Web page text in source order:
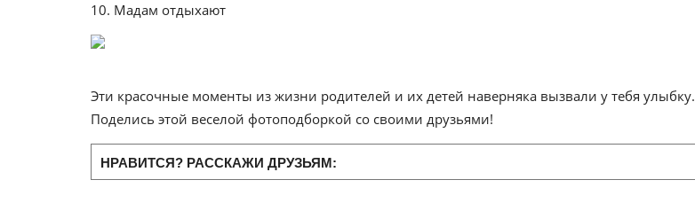
10. Мадам отдыхают
Эти красочные моменты из жизни родителей и их детей наверняка вызвали у тебя улыбку.
Поделись этой веселой фотоподборкой со своими друзьями!
НРАВИТСЯ? РАССКАЖИ ДРУЗЬЯМ: